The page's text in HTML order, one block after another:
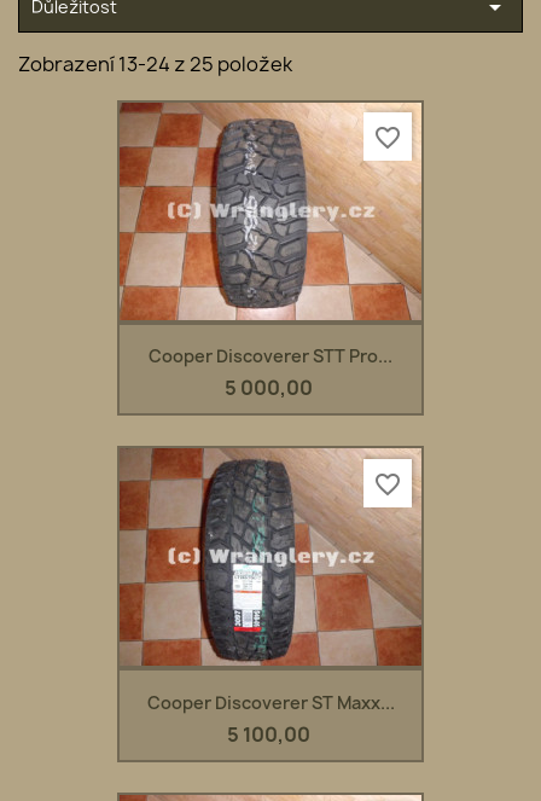
Důležitost 
Zobrazení 13-24 z 25 položek
Cooper Discoverer STT Pro...
5 000,00
favorite_border
Cooper Discoverer ST Maxx...
5 100,00
favorite_border